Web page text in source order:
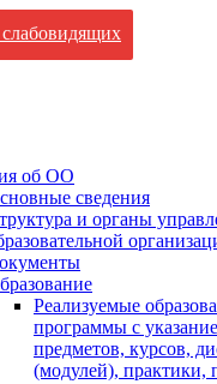
об ОО
сведения
и органы
Реализуемые
программы с
предметов, курсов,
(модулей), практики,